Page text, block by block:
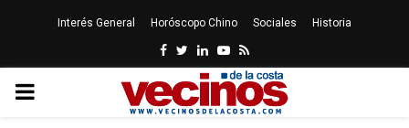
Interés General Horóscopo Chino Sociales Historia
Facebook
Twitter
LinkedinYoutube
Rss
PRIMARY